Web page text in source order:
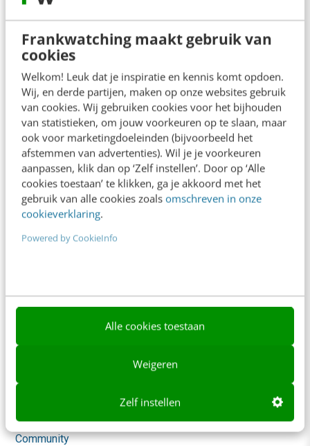
Frankwatching maakt gebruik van
cookies
Welkom! Leuk dat je inspiratie en kennis komt opdoen.
Wij, en derde partijen, maken op onze websites gebruik
van cookies. Wij gebruiken cookies voor het bijhouden
van statistieken, om jouw voorkeuren op te slaan, maar
ook voor marketingdoeleinden (bijvoorbeeld het
afstemmen van advertenties). Wil je je voorkeuren
aanpassen, klik dan op ‘Zelf instellen’. Door op ‘Alle
cookies toestaan’ te klikken, ga je akkoord met het
gebruik van alle cookies zoals omschreven in onze
cookieverklaring.
Powered by CookieInfo
Alle cookies toestaan
Weigeren
Zelf instellen
Frankwatching
Adverteren
Contact
Nieuwsbrieven
Over ons
Ons team
Werken bij
Whitepapers
Content & Communicatie
Social
Community